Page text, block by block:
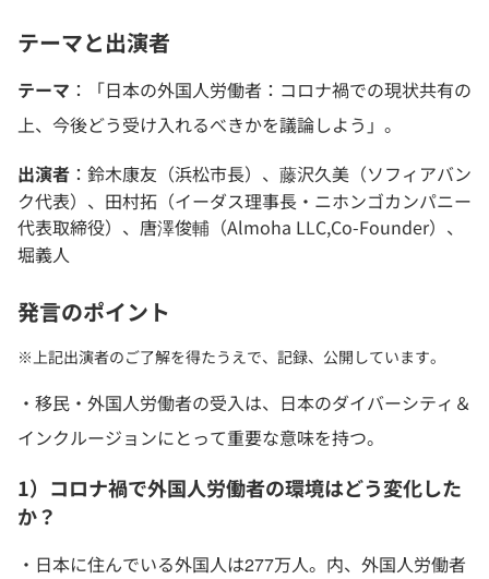
テーマと出演者
テーマ ：「日本の外国人労働者：コロナ禍での現状共有の
上、今後どう受け入れるべきかを議論しよう」。
出演者 ：鈴木康友（浜松市長）、藤沢久美（ソフィアバン
ク代表）、田村拓（イーダス理事長・ニホンゴカンパニー
代表取締役）、唐澤俊輔（Almoha LLC,Co-Founder）、
堀義人
発言のポイント
※上記出演者のご了解を得たうえで、記録、公開しています。
・移民・外国人労働者の受入は、日本のダイバーシティ＆
インクルージョンにとって重要な意味を持つ。
1）コロナ禍で外国人労働者の環境はどう変化した
か？
・日本に住んでいる外国人は277万人。内、外国人労働者